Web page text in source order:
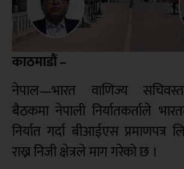
काठमाडौं –
नेपाल—भारत वाणिज्य
बैठकमा नेपाली निर्यातकर्ताले
निर्यात गर्दा बीआईएस प्रमाणपत्र
राख्न निजी क्षेत्रले माग गरेको छ ।